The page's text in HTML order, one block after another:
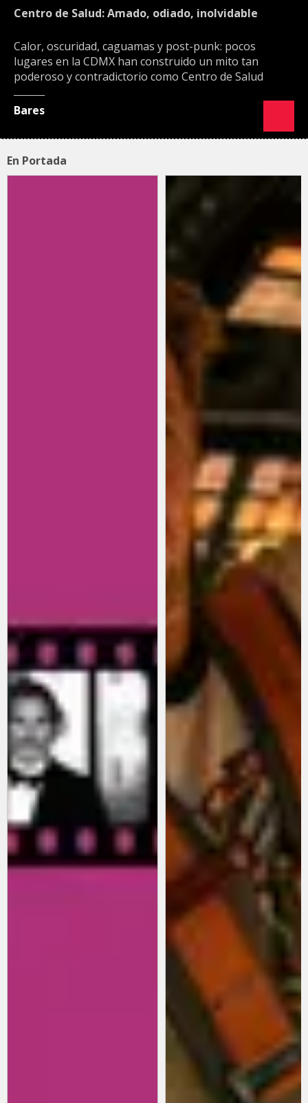
Centro de Salud: Amado, odiado, inolvidable
Calor, oscuridad, caguamas y post-punk: pocos
lugares en la CDMX han construido un mito tan
poderoso y contradictorio como Centro de Salud
Bares
En Portada